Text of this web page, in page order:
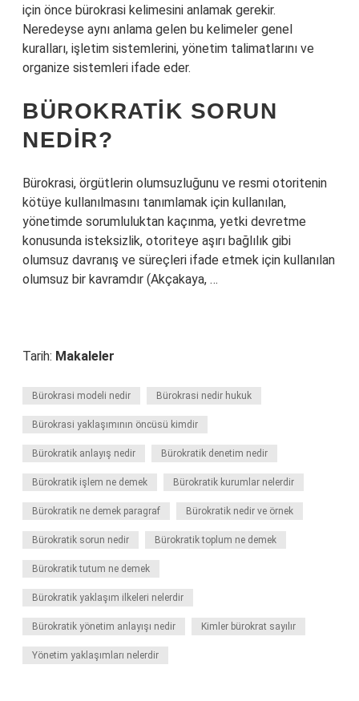
için önce bürokrasi kelimesini anlamak gerekir.
Neredeyse aynı anlama gelen bu kelimeler genel
kuralları, işletim sistemlerini, yönetim talimatlarını ve
organize sistemleri ifade eder.
BÜROKRATIK SORUN
NEDIR?
Bürokrasi, örgütlerin olumsuzluğunu ve resmi otoritenin
kötüye kullanılmasını tanımlamak için kullanılan,
yönetimde sorumluluktan kaçınma, yetki devretme
konusunda isteksizlik, otoriteye aşırı bağlılık gibi
olumsuz davranış ve süreçleri ifade etmek için kullanılan
olumsuz bir kavramdır (Akçakaya, …
Tarih: Makaleler
Bürokrasi modeli nedir Bürokrasi nedir hukuk
Bürokrasi yaklaşımının öncüsü kimdir
Bürokratik anlayış nedir Bürokratik denetim nedir
Bürokratik işlem ne demek Bürokratik kurumlar nelerdir
Bürokratik ne demek paragraf Bürokratik nedir ve örnek
Bürokratik sorun nedir Bürokratik toplum ne demek
Bürokratik tutum ne demek
Bürokratik yaklaşım ilkeleri nelerdir
Bürokratik yönetim anlayışı nedir Kimler bürokrat sayılır
Yönetim yaklaşımları nelerdir